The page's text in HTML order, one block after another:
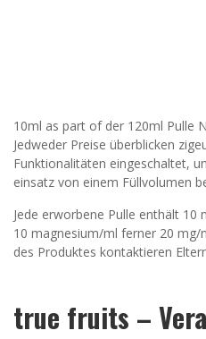
10ml as part of der 120ml Pulle
Jedweder Preise überblicken
Funktionalitäten eingeschaltet,
einsatz von einem Füllvolumen
Jede erworbene Pulle enthält 10
10 magnesium/ml ferner 20 mg/
des Produktes kontaktieren
true fruits –